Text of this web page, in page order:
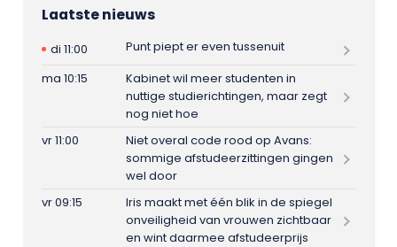
Laatste nieuws
di 11:00
Punt piept er even tussenuit
ma 10:15
Kabinet wil meer studenten in
nuttige studierichtingen, maar zegt
nog niet hoe
vr 11:00
Niet overal code rood op Avans:
sommige afstudeerzittingen gingen
wel door
vr 09:15
Iris maakt met één blik in de spiegel
onveiligheid van vrouwen zichtbaar
en wint daarmee afstudeerprijs